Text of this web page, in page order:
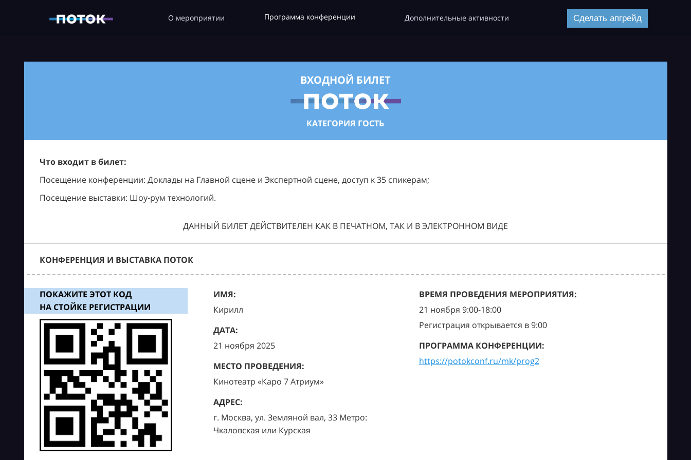
О мероприятии Программа конференции Дополнительные активности Сделать апгрейд
ВХОДНОЙ БИЛЕТ
КАТЕГОРИЯ ГОСТЬ
Что входит в билет:
Посещение конференции: Доклады на Главной сцене и Экспертной сцене, доступ к 35 спикерам;
Посещение выставки: Шоу-рум технологий.
ДАННЫЙ БИЛЕТ ДЕЙСТВИТЕЛЕН КАК В ПЕЧАТНОМ, ТАК И В ЭЛЕКТРОННОМ ВИДЕ
КОНФЕРЕНЦИЯ И ВЫСТАВКА ПОТОК
ПОКАЖИТЕ ЭТОТ КОД
НА СТОЙКЕ РЕГИСТРАЦИИ
ИМЯ:
Кирилл
ДАТА:
21 ноября 2025
МЕСТО ПРОВЕДЕНИЯ:
Кинотеатр «Каро 7 Атриум»
АДРЕС:
г. Москва, ул. Земляной вал, 33 Метро:
Чкаловская или Курская
ВРЕМЯ ПРОВЕДЕНИЯ МЕРОПРИЯТИЯ:
21 ноября 9:00-18:00
Регистрация открывается в 9:00
ПРОГРАММА КОНФЕРЕНЦИИ:
https://potokconf.ru/mk/prog2